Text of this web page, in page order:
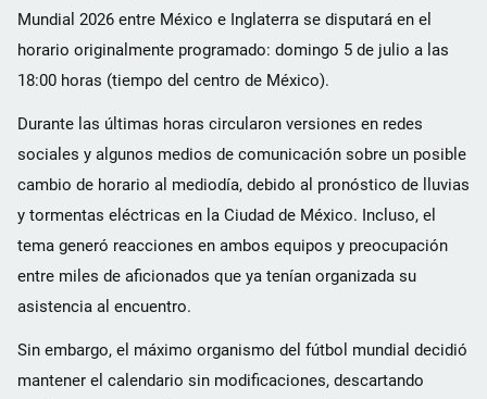
Mundial 2026 entre México e Inglaterra se disputará en el
horario originalmente programado: domingo 5 de julio a las
18:00 horas (tiempo del centro de México).
Durante las últimas horas circularon versiones en redes
sociales y algunos medios de comunicación sobre un posible
cambio de horario al mediodía, debido al pronóstico de lluvias
y tormentas eléctricas en la Ciudad de México. Incluso, el
tema generó reacciones en ambos equipos y preocupación
entre miles de aficionados que ya tenían organizada su
asistencia al encuentro.
Sin embargo, el máximo organismo del fútbol mundial decidió
mantener el calendario sin modificaciones, descartando